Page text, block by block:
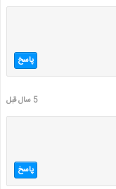
پاسخ
5 سال قبل
پاسخ